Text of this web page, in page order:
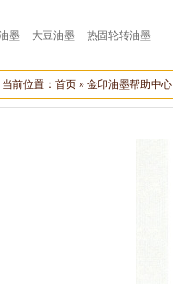
墨 大豆油墨 热固轮转油墨
当前位置： 首页 » 金印油墨帮助中心